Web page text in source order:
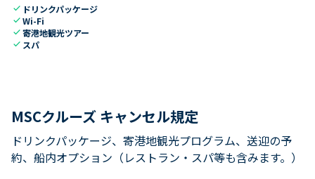
check ドリンクパッケージ
checkWi-Fi
check寄港地観光ツアー
check スパ
MSCクルーズ キャンセル規定
ドリンクパッケージ、寄港地観光プログラム、送迎の予
約、船内オプション（レストラン・スパ等も含みます。）